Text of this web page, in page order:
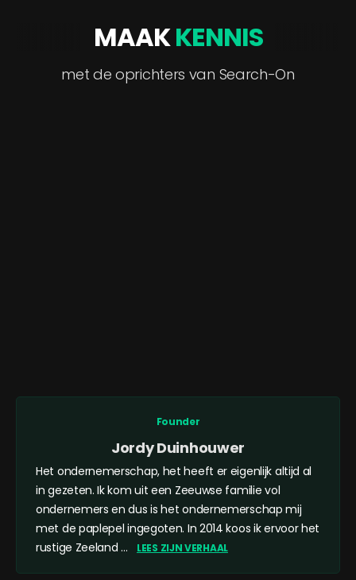
MAAKKENNIS
met de oprichters van Search-On
Founder
Jordy Duinhouwer
Het ondernemerschap, het heeft er eigenlijk altijd al
in gezeten. Ik kom uit een Zeeuwse familie vol
ondernemers en dus is het ondernemerschap mij
met de paplepel ingegoten. In 2014 koos ik ervoor het
rustige Zeeland ...
LEES ZIJN VERHAAL